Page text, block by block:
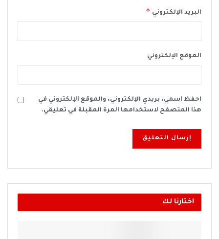
البريد الإلكتروني *
الموقع الإلكتروني
احفظ اسمي، بريدي الإلكتروني، والموقع الإلكتروني في
هذا المتصفح لاستخدامها المرة المقبلة في تعليقي.
اختارنا لك